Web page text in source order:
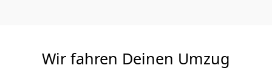
Wir fahren Deinen Umzug